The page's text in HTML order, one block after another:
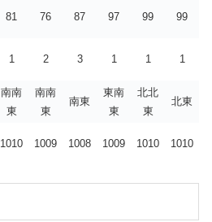
81 76 87 97 99 99
1 2 3 1 1 1
南南
東
南南
東
南東
東南
東
北北
東
北東
1010 1009 1008 1009 1010 1010